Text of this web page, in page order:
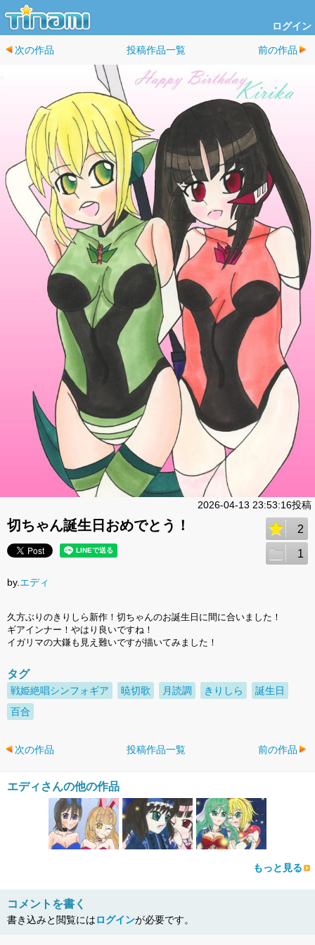
ログイン
次の作品 投稿作品一覧 前の作品
2026-04-13 23:53:16投稿
切ちゃん誕生日おめでとう！ 2
1
by.エディ
久方ぶりのきりしら新作！切ちゃんのお誕生日に間に合いました！
ギアインナー！やはり良いですね！
イガリマの大鎌も見え難いですが描いてみました！
タグ
戦姫絶唱シンフォギア 暁切歌 月読調 きりしら
誕生日
百合
次の作品 投稿作品一覧 前の作品
エディさんの他の作品
もっと見る
コメントを書く
書き込みと閲覧にはログインが必要です。